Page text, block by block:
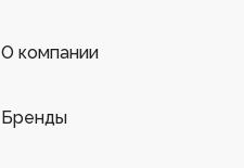
О компании
Бренды